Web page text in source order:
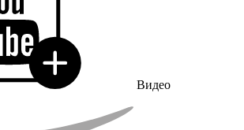
Видео